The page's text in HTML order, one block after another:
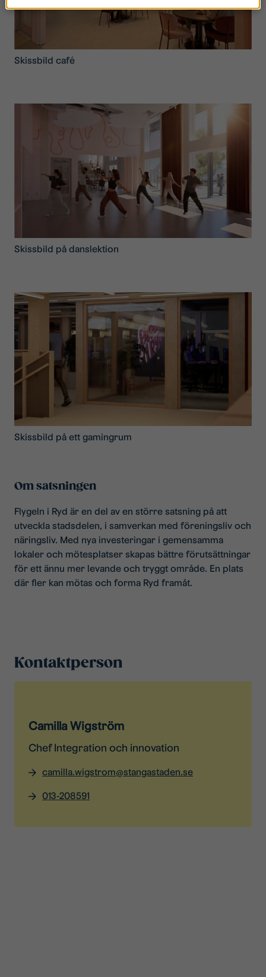
Skissbild café
Skissbild på danslektion
Skissbild på ett gamingrum
Om satsningen
Flygeln i Ryd är en del av en större satsning på att
utveckla stadsdelen, i samverkan med föreningsliv och
näringsliv. Med nya investeringar i gemensamma
lokaler och mötesplatser skapas bättre förutsättningar
för ett ännu mer levande och tryggt område. En plats
där fler kan mötas och forma Ryd framåt.
Kontaktperson
Camilla Wigström
Chef Integration och innovation
camilla.wigstrom@stangastaden.se
013-208591